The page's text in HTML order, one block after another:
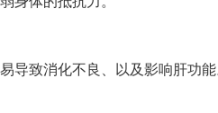
导致消化不良、以及影响肝功能